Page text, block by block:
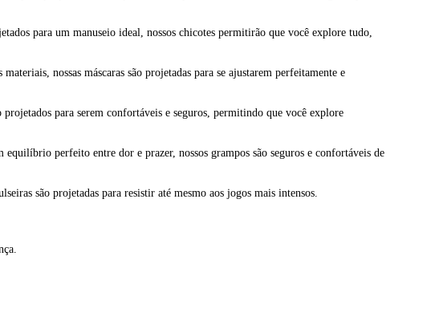
para um manuseio ideal, nossos chicotes permitirão que você explore tudo,
nossas máscaras são projetadas para se ajustarem perfeitamente e
para serem confortáveis e seguros, permitindo que você explore
perfeito entre dor e prazer, nossos grampos são seguros e confortáveis de
são projetadas para resistir até mesmo aos jogos mais intensos.